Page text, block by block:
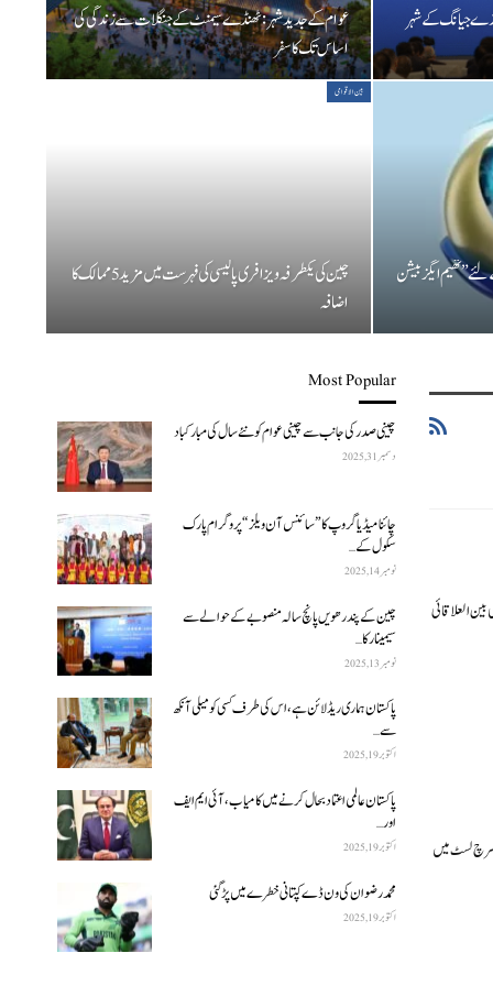
زے جیانگ کے شہر
عوام کے جدید شہر: ٹھنڈے سیمنٹ کے جنگلات سے زندگی کی
اساس تک کا سفر
تھیم ایگزبیشن
بین الاقوامی
چین کی یکطرفہ ویزا فری پالیسی کی فہرست میں مزید 5 ممالک کا
اضافہ
چین میں لوگوں کی بین العلاقائی
سے متعلق 168 ٹاپکس نیٹ ورک کی ہاٹ سرچ لسٹ میں
Most Popular
چینی صدر کی جانب سے چینی عوام کو نئے سال کی مبارکباد
دسمبر 31, 2025
چائنا میڈیا گروپ کا ”سائنس آن ویلز“ پروگرام پارک
سکول کے…
نومبر 14, 2025
چین کے پندرھویں پانچ سالہ منصوبے کے حوالے سے
سیمینار کا…
نومبر 13, 2025
پاکستان ہماری ریڈ لائن ہے، اس کی طرف کسی کو میلی آنکھ
سے…
اکتوبر 19, 2025
پاکستان عالمی اعتماد بحال کرنے میں کامیاب، آئی ایم ایف
اور…
اکتوبر 19, 2025
محمد رضوان کی ون ڈے کپتانی خطرے میں پڑ گئی
اکتوبر 19, 2025